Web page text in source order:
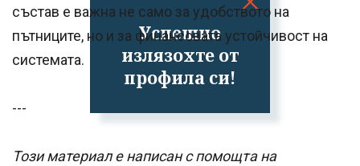
Успешно
излязохте от
профила си!
състав е важна не само за удобството на
пътниците, но и за финансовата устойчивост на
системата.
---
Този материал е написан с помощта на